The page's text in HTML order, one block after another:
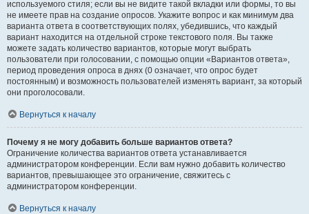
используемого стиля; если вы не видите такой вкладки или формы, то вы
не имеете прав на создание опросов. Укажите вопрос и как минимум два
варианта ответа в соответствующих полях, убедившись, что каждый
вариант находится на отдельной строке текстового поля. Вы также
можете задать количество вариантов, которые могут выбрать
пользователи при голосовании, с помощью опции «Вариантов ответа»,
период проведения опроса в днях (0 означает, что опрос будет
постоянным) и возможность пользователей изменять вариант, за который
они проголосовали.
Вернуться к началу
Почему я не могу добавить больше вариантов ответа?
Ограничение количества вариантов ответа устанавливается
администратором конференции. Если вам нужно добавить количество
вариантов, превышающее это ограничение, свяжитесь с
администратором конференции.
Вернуться к началу